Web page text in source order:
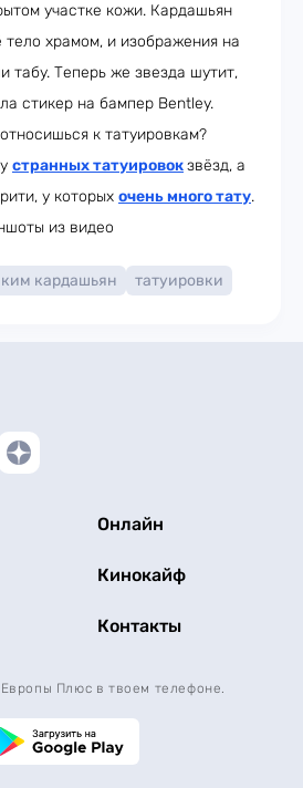
участке кожи. Кардашьян
тело храмом, и изображения на
табу. Теперь же звезда шутит,
стикер на бампер Bentley.
к татуировкам?
странных татуировокзвёзд, а
у которых очень много тату.
из видео
ким кардашьян татуировки
Онлайн
Кинокайф
Контакты
Плюс в твоем телефоне.